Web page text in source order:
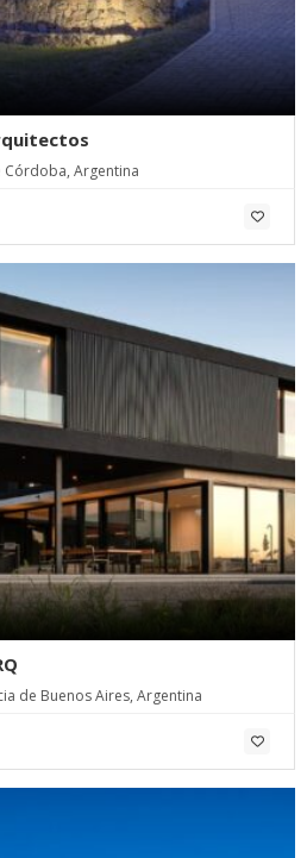
Córdoba, Argentina
de Buenos Aires, Argentina